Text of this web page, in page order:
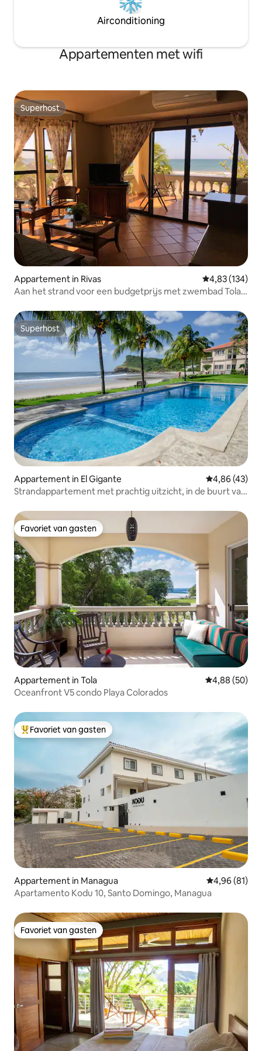
Airconditioning
Appartementen met wifi
Superhost
Superhost
Appartement in Rivas Gemiddelde
4,83 (134)
Aan het strand voor een budgetprijs met zwembad Tola
Superhost
Superhost
Appartement in El Gigante Gemiddelde
4,86 (43)
Strandappartement met prachtig uitzicht, in de buurt van
Favoriet van gasten
Favoriet van gasten
Appartement in Tola Gemiddelde
4,88 (50)
Oceanfront V5 condo Playa Colorados
Topfavoriet van gasten
Favoriet van gasten
Appartement in Managua Gemiddelde
4,96 (81)
Apartamento Kodu 10, Santo Domingo, Managua
Favoriet van gasten
Favoriet van gasten